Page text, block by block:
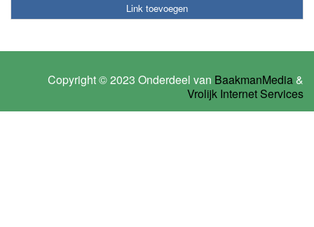
Link toevoegen
Copyright © 2023 Onderdeel van BaakmanMedia &
Vrolijk Internet Services